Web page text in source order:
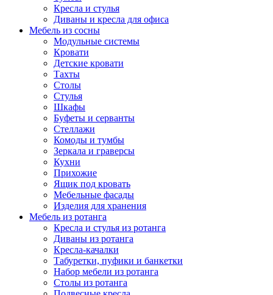
Кресла и стулья
Диваны и кресла для офиса
Мебель из сосны
Модульные системы
Кровати
Детские кровати
Тахты
Столы
Стулья
Шкафы
Буфеты и серванты
Стеллажи
Комоды и тумбы
Зеркала и граверсы
Кухни
Прихожие
Ящик под кровать
Мебельные фасады
Изделия для хранения
Мебель из ротанга
Кресла и стулья из ротанга
Диваны из ротанга
Кресла-качалки
Табуретки, пуфики и банкетки
Набор мебели из ротанга
Столы из ротанга